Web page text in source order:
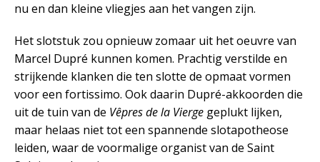
nu en dan kleine vliegjes aan het vangen zijn.
Het slotstuk zou opnieuw zomaar uit het oeuvre van
Marcel Dupré kunnen komen. Prachtig verstilde en
strijkende klanken die ten slotte de opmaat vormen
voor een fortissimo. Ook daarin Dupré-akkoorden die
uit de tuin van de Vêpres de la Vierge geplukt lijken,
maar helaas niet tot een spannende slotapotheose
leiden, waar de voormalige organist van de Saint